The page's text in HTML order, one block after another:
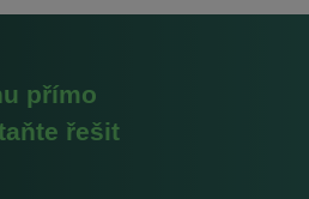
přímo
řešit